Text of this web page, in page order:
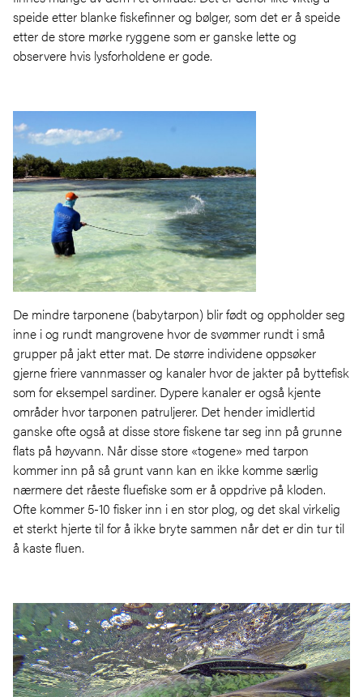
speide etter blanke fiskefinner og bølger, som det er å speide
etter de store mørke ryggene som er ganske lette og
observere hvis lysforholdene er gode.
De mindre tarponene (babytarpon) blir født og oppholder seg
inne i og rundt mangrovene hvor de svømmer rundt i små
grupper på jakt etter mat. De større individene oppsøker
gjerne friere vannmasser og kanaler hvor de jakter på byttefisk
som for eksempel sardiner. Dypere kanaler er også kjente
områder hvor tarponen patruljerer. Det hender imidlertid
ganske ofte også at disse store fiskene tar seg inn på grunne
flats på høyvann. Når disse store «togene» med tarpon
kommer inn på så grunt vann kan en ikke komme særlig
nærmere det råeste fluefiske som er å oppdrive på kloden.
Ofte kommer 5-10 fisker inn i en stor plog, og det skal virkelig
et sterkt hjerte til for å ikke bryte sammen når det er din tur til
å kaste fluen.